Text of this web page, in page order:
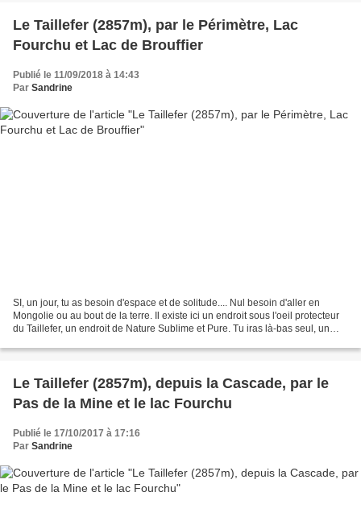
Le Taillefer (2857m), par le Périmètre, Lac
Fourchu et Lac de Brouffier
Publié le 11/09/2018 à 14:43
Par Sandrine
SI, un jour, tu as besoin d'espace et de solitude.... Nul besoin d'aller en
Mongolie ou au bout de la terre. Il existe ici un endroit sous l'oeil protecteur
du Taillefer, un endroit de Nature Sublime et Pure. Tu iras là-bas seul, un
Le Taillefer (2857m), depuis la Cascade, par le
Pas de la Mine et le lac Fourchu
Publié le 17/10/2017 à 17:16
Par Sandrine